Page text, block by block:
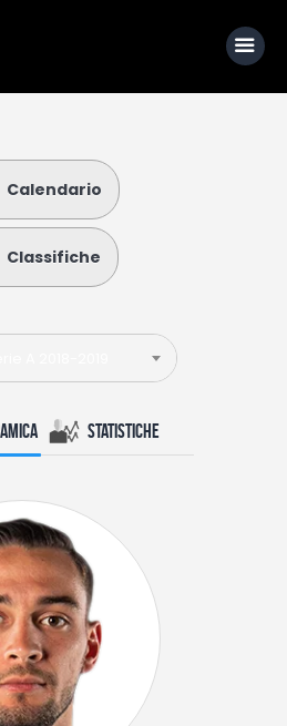
Giulia
Calendario
Classifiche
Statistiche